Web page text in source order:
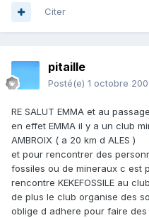
Citer
pitaille
Posté(e) 1 octobre
RE SALUT EMMA et au
en effet EMMA il y a un club
AMBROIX ( a 20 km d ALES )
et pour rencontrer des
fossiles ou de mineraux c est
rencontre KEKEFOSSILE au
de plus le club organise des
oblige d adhere pour faire des